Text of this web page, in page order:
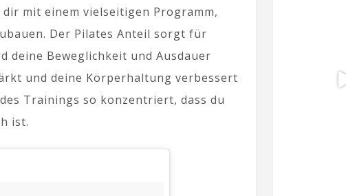
mit einem vielseitigen Programm,
Der Pilates Anteil sorgt für
deine Beweglichkeit und Ausdauer
und deine Körperhaltung verbessert
Trainings so konzentriert, dass du
ist.